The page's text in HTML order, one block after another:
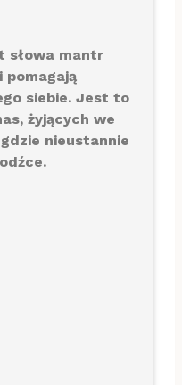
słowa mantr
pomagają
siebie. Jest to
żyjących we
nieustannie